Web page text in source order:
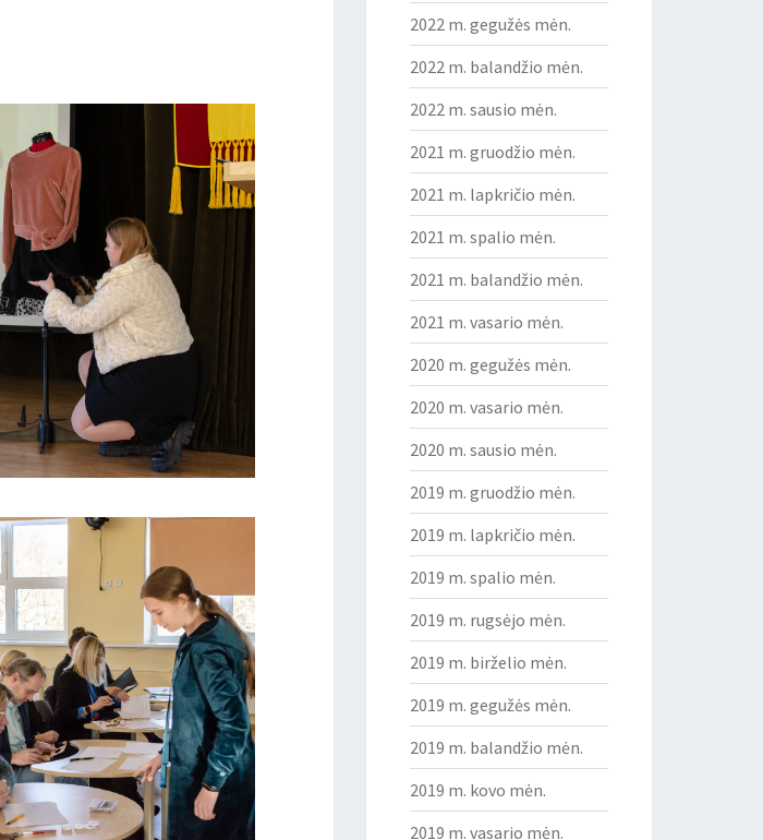
2022 m. gegužės mėn.
2022 m. balandžio mėn.
2022 m. sausio mėn.
2021 m. gruodžio mėn.
2021 m. lapkričio mėn.
2021 m. spalio mėn.
2021 m. balandžio mėn.
2021 m. vasario mėn.
2020 m. gegužės mėn.
2020 m. vasario mėn.
2020 m. sausio mėn.
2019 m. gruodžio mėn.
2019 m. lapkričio mėn.
2019 m. spalio mėn.
2019 m. rugsėjo mėn.
2019 m. birželio mėn.
2019 m. gegužės mėn.
2019 m. balandžio mėn.
2019 m. kovo mėn.
2019 m. vasario mėn.